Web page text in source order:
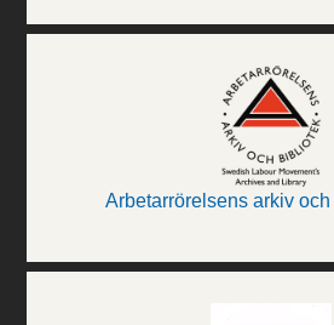
Arbetarrörelsens arkiv